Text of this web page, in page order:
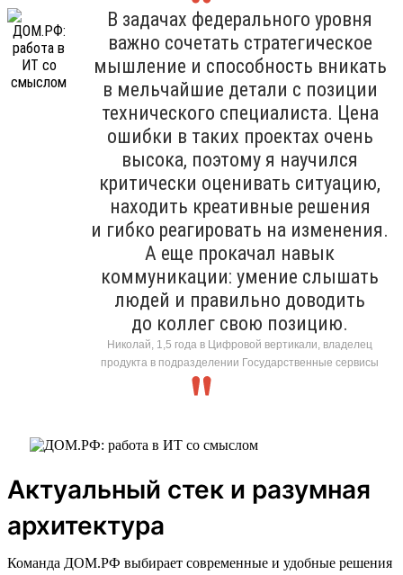
В задачах федерального уровня
важно сочетать стратегическое
мышление и способность вникать
в мельчайшие детали с позиции
технического специалиста. Цена
ошибки в таких проектах очень
высока, поэтому я научился
критически оценивать ситуацию,
находить креативные решения
и гибко реагировать на изменения.
А еще прокачал навык
коммуникации: умение слышать
людей и правильно доводить
до коллег свою позицию.
Николай, 1,5 года в Цифровой вертикали, владелец
продукта в подразделении Государственные сервисы
Актуальный стек и разумная
архитектура
Команда ДОМ.РФ выбирает современные и удобные решения